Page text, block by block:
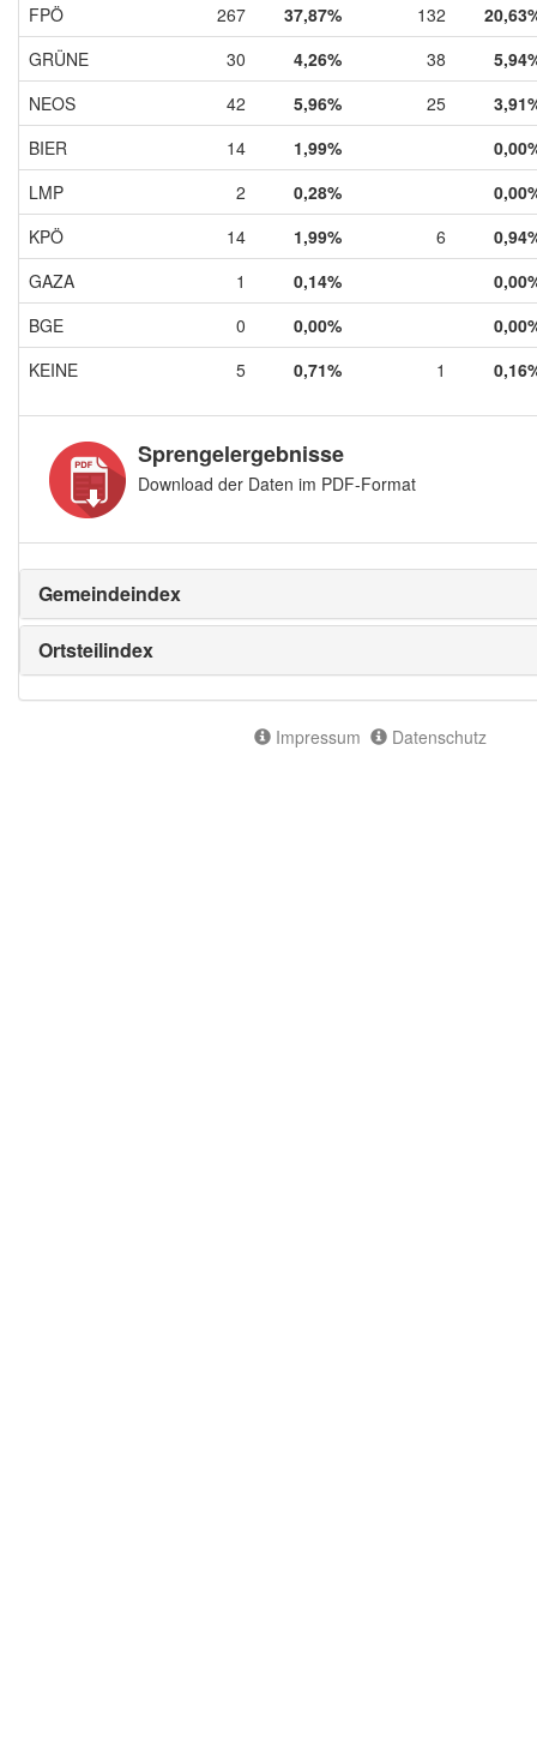
FPÖ
267 37,87% 132
GRÜNE
30 4,26% 38
NEOS
42 5,96% 25
BIER
14 1,99%
LMP
2 0,28%
KPÖ
14 1,99% 6
GAZA
1 0,14%
BGE
0 0,00%
KEINE
5 0,71% 1
Sprengelergebnisse
Download der Daten im PDF-Format
Gemeindeindex
Ortsteilindex
Impressum Datenschutz